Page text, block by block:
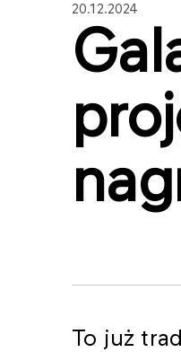
20.12.2024
To już